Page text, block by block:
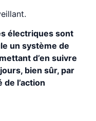
électriques sont
un système de
d’en suivre
bien sûr, par
l’action